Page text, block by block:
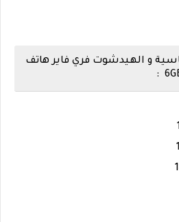
و الهيدشوت فري فاير هاتف